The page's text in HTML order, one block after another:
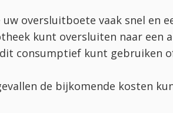
oversluitboete vaak snel en
kunt oversluiten naar
consumptief kunt gebruiken
de bijkomende kosten